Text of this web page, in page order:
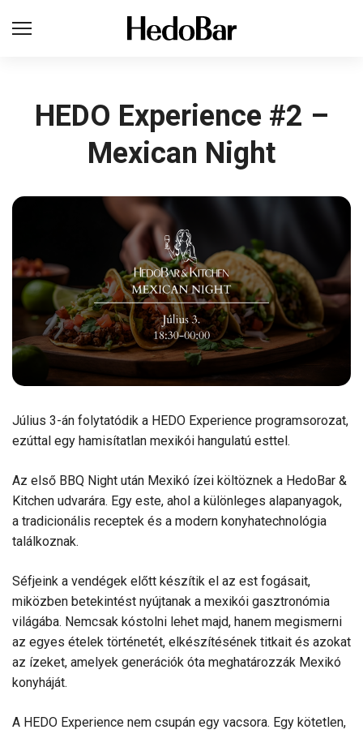
HEDO Experience #2 –
Mexican Night
Július 3-án folytatódik a HEDO Experience programsorozat,
ezúttal egy hamisítatlan mexikói hangulatú esttel.
Az első BBQ Night után Mexikó ízei költöznek a HedoBar &
Kitchen udvarára. Egy este, ahol a különleges alapanyagok,
a tradicionális receptek és a modern konyhatechnológia
találkoznak.
Séfjeink a vendégek előtt készítik el az est fogásait,
miközben betekintést nyújtanak a mexikói gasztronómia
világába. Nemcsak kóstolni lehet majd, hanem megismerni
az egyes ételek történetét, elkészítésének titkait és azokat
az ízeket, amelyek generációk óta meghatározzák Mexikó
konyháját.
A HEDO Experience nem csupán egy vacsora. Egy kötetlen,